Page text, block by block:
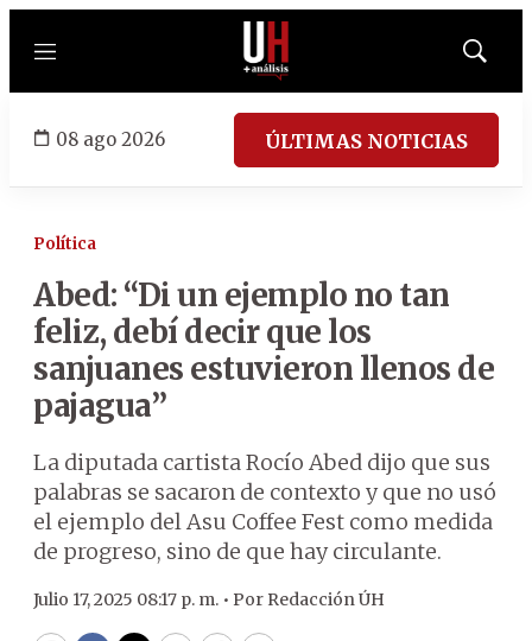
Menú
Mostrar
08 ago 2026 ÚLTIMAS NOTICIAS
Política
Abed: “Di un ejemplo no tan
feliz, debí decir que los
sanjuanes estuvieron llenos de
pajagua”
La diputada cartista Rocío Abed dijo que sus
palabras se sacaron de contexto y que no usó
el ejemplo del Asu Coffee Fest como medida
de progreso, sino de que hay circulante.
Julio 17, 2025 08:17 p. m. • Por Redacción ÚH